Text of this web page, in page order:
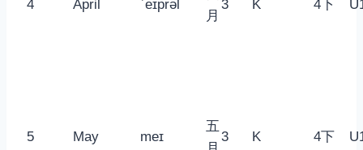
4 April ˈeɪprəl
月
3 K 4下
5 May meɪ
五
3 K 4下